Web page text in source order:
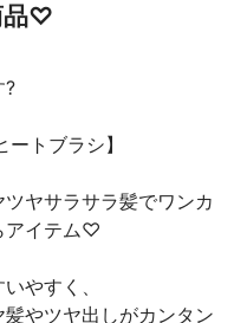
品♡
?
トブラシ】
ヤサラサラ髪でワンカ
アイテム♡
やすく、
やツヤ出しがカンタン